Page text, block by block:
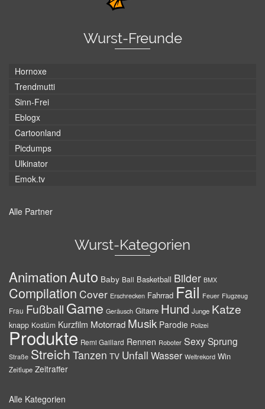
Wurst-Freunde
Hornoxe
Trendmutti
Sinn-Frei
Eblogx
Cartoonland
Picdumps
Ulkinator
Emok.tv
Alle Partner
Wurst-Kategorien
AnimationAuto Baby Ball Basketball Bilder BMX
Compilation Cover Erschrecken Fahrrad Fail Feuer Flugzeug
Frau Fußball Game Geräusch Gitarre Hund Junge Katze
knapp Kostüm Kurzfilm Motorrad Musik Parodie Polizei
Produkte Remi Gaillard Rennen Roboter SexySprung
Straße Streich Tanzen TV Unfall Wasser Weltrekord Win
Zeitlupe Zeitraffer
Alle Kategorien